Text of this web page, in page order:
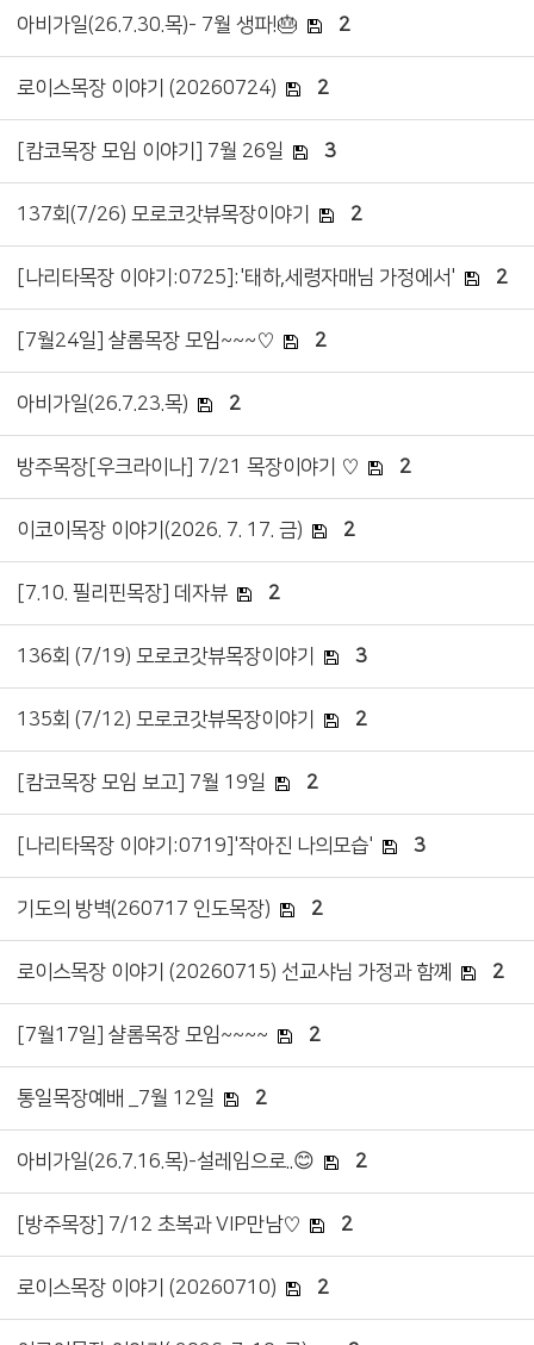
아비가일(26.7.30.목)- 7월 생파!🎂 2
로이스목장 이야기 (20260724) 2
[캄코목장 모임 이야기] 7월 26일 3
137회(7/26) 모로코갓뷰목장이야기 2
[나리타목장 이야기:0725]:'태하,세령자매님 가정에서' 2
[7월24일] 샬롬목장 모임~~~♡ 2
아비가일(26.7.23.목) 2
방주목장[우크라이나] 7/21 목장이야기 ♡ 2
이코이목장 이야기(2026. 7. 17. 금) 2
[7.10. 필리핀목장] 데자뷰 2
136회 (7/19) 모로코갓뷰목장이야기 3
135회 (7/12) 모로코갓뷰목장이야기 2
[캄코목장 모임 보고] 7월 19일 2
[나리타목장 이야기:0719]'작아진 나의모습' 3
기도의 방벽(260717 인도목장) 2
로이스목장 이야기 (20260715) 선교샤님 가정과 함꼐 2
[7월17일] 샬롬목장 모임~~~~ 2
통일목장예배 _7월 12일 2
아비가일(26.7.16.목)-설레임으로..😊 2
[방주목장] 7/12 초복과 VIP만남♡ 2
로이스목장 이야기 (20260710) 2